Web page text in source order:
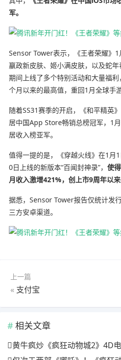
军。
Sensor Tower表示，《王者荣耀》
嬴政新皮肤、姬小满皮肤，以及蛇
期间上线了多个特别活动和大量福
个月以来的最高值，重回1月全球手
随着SS31赛季的开启，《和平精英
居中国App Store畅销总榜冠军，1
居收入榜亚军。
值得一提的是，《穿越火线》在1月
0日上线的新版本“百闻封神录”， 使
月收入激增421%，创上市9周年以来
据悉，Sensor Tower报告仅统计发
三方安卓渠道。
上一篇
« 支付宝
相关文章
黄牛疯炒《疯狂动物城2》4D电影